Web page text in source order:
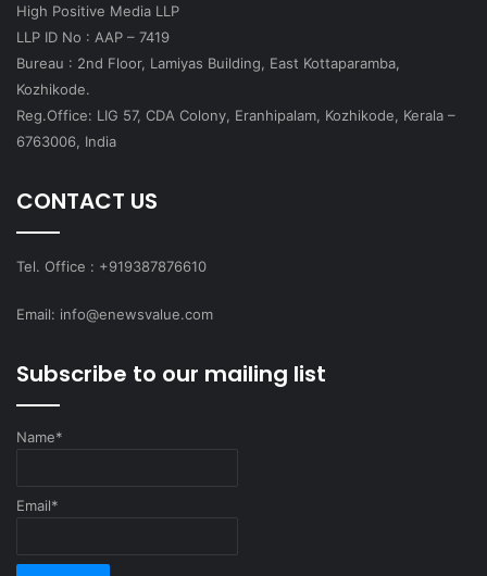
High Positive Media LLP
LLP ID No : AAP – 7419
Bureau : 2nd Floor, Lamiyas Building, East Kottaparamba,
Kozhikode.
Reg.Office: LIG 57, CDA Colony, Eranhipalam, Kozhikode, Kerala –
6763006, India
CONTACT US
Tel. Office : +919387876610
Email: info@enewsvalue.com
Subscribe to our mailing list
Name*
Email*